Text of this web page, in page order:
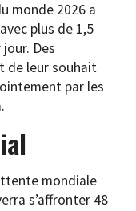
monde 2026 a
plus de 1,5
Des
de leur souhait
par les
mondiale
s’affronter 48